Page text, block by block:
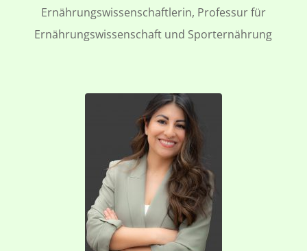
Ernährungswissenschaftlerin, Professur für
Ernährungswissenschaft und Sporternährung